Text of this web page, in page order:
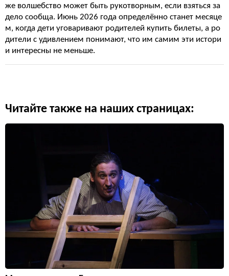
же волшебство может быть рукотворным, если взяться за
дело сообща. Июнь 2026 года определённо станет месяце
м, когда дети уговаривают родителей купить билеты, а ро
дители с удивлением понимают, что им самим эти истори
и интересны не меньше.
Читайте также на наших страницах: